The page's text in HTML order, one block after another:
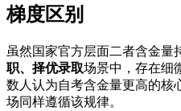
梯度区别
虽然国家官方层面二者含金量
职、择优录取场景中，存在细
数人认为自考含金量更高的核
场同样遵循该规律。